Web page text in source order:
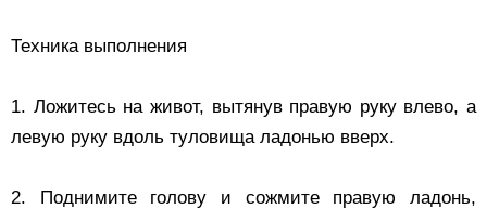
Техника выполнения
1. Ложитесь на живот, вытянув правую руку влево, а
левую руку вдоль туловища ладонью вверх.
2. Поднимите голову и сожмите правую ладонь,